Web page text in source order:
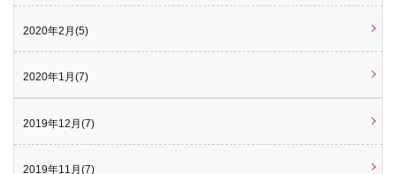
2020年2月(5)
2020年1月(7)
2019年12月(7)
2019年11月(7)